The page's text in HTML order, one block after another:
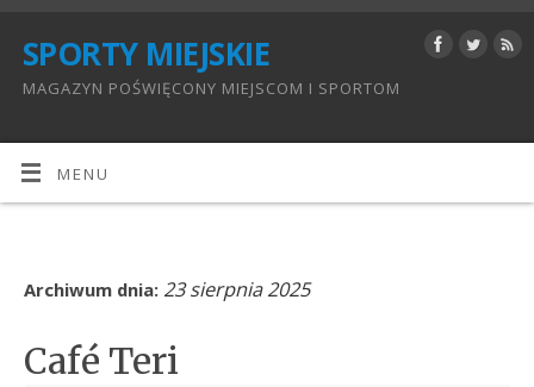
SPORTY MIEJSKIE
MAGAZYN POŚWIĘCONY MIEJSCOM I SPORTOM
MENU
Archiwum dnia: 23 sierpnia 2025
Café Teri